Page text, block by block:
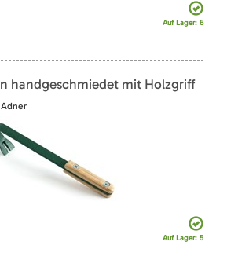
Auf Lager: 6
handgeschmiedet mit Holzgriff
Auf Lager: 5